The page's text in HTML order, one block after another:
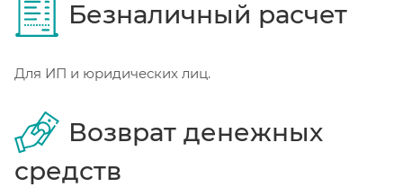
Безналичный расчет
Для ИП и юридических лиц.
Возврат денежных
средств